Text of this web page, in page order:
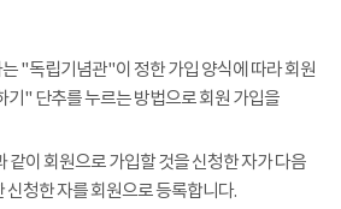
"독립기념관"이 정한 가입 양식에 따라 회원
" 단추를 누르는 방법으로 회원 가입을
이 회원으로 가입할 것을 신청한 자가 다음
신청한 자를 회원으로 등록합니다.